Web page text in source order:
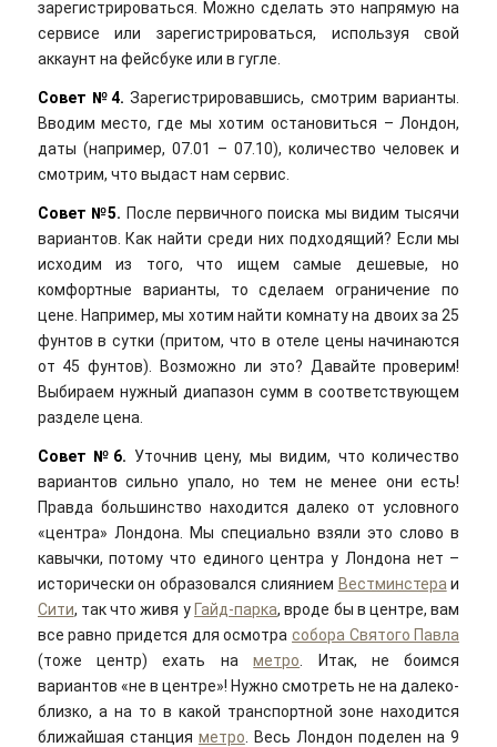
зарегистрироваться. Можно сделать это напрямую на
сервисе или зарегистрироваться, используя свой
аккаунт на фейсбуке или в гугле.
Совет №4. Зарегистрировавшись, смотрим варианты.
Вводим место, где мы хотим остановиться – Лондон,
даты (например, 07.01 – 07.10), количество человек и
смотрим, что выдаст нам сервис.
Совет №5. После первичного поиска мы видим тысячи
вариантов. Как найти среди них подходящий? Если мы
исходим из того, что ищем самые дешевые, но
комфортные варианты, то сделаем ограничение по
цене. Например, мы хотим найти комнату на двоих за 25
фунтов в сутки (притом, что в отеле цены начинаются
от 45 фунтов). Возможно ли это? Давайте проверим!
Выбираем нужный диапазон сумм в соответствующем
разделе цена.
Совет №6. Уточнив цену, мы видим, что количество
вариантов сильно упало, но тем не менее они есть!
Правда большинство находится далеко от условного
«центра» Лондона. Мы специально взяли это слово в
кавычки, потому что единого центра у Лондона нет –
исторически он образовался слиянием Вестминстера и
Сити, так что живя у Гайд-парка, вроде бы в центре, вам
все равно придется для осмотрасобора Святого Павла
(тоже центр) ехать наметро . Итак, не боимся
вариантов «не в центре»! Нужно смотреть не на далеко-
близко, а на то в какой транспортной зоне находится
ближайшая станция метро . Весь Лондон поделен на 9